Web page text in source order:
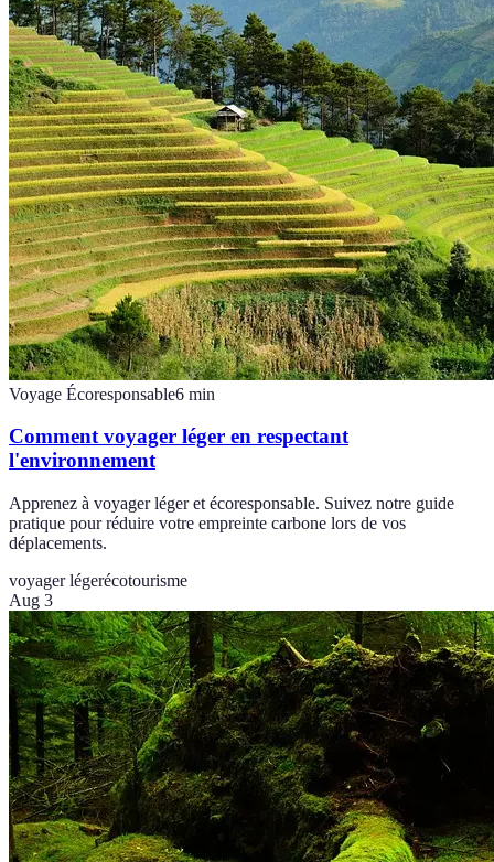
Voyage Écoresponsable6 min
Comment voyager léger en respectant
l'environnement
Apprenez à voyager léger et écoresponsable. Suivez notre guide
pratique pour réduire votre empreinte carbone lors de vos
déplacements.
voyager légerécotourisme
Aug 3